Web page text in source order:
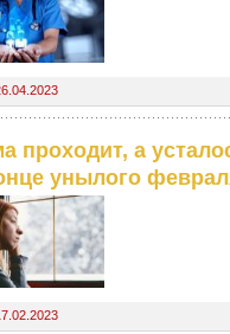
проходит, а
унылого